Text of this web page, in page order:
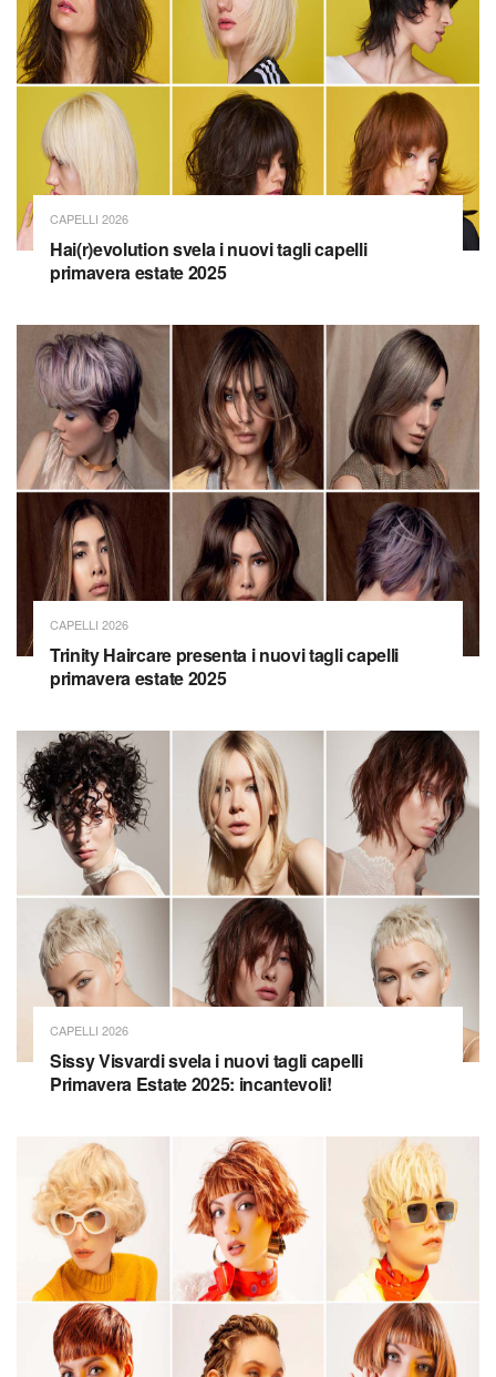
CAPELLI 2026
Hai(r)evolution svela i nuovi tagli capelli
primavera estate 2025
CAPELLI 2026
Trinity Haircare presenta i nuovi tagli capelli
primavera estate 2025
CAPELLI 2026
Sissy Visvardi svela i nuovi tagli capelli
Primavera Estate 2025: incantevoli!